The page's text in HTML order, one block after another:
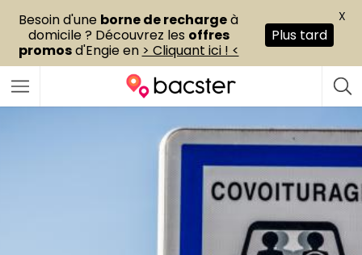
Besoin d'une borne de rechargeà
domicile ? Découvrez les offres
promosd'Engie en > Cliquant ici ! <
Plus tard
X